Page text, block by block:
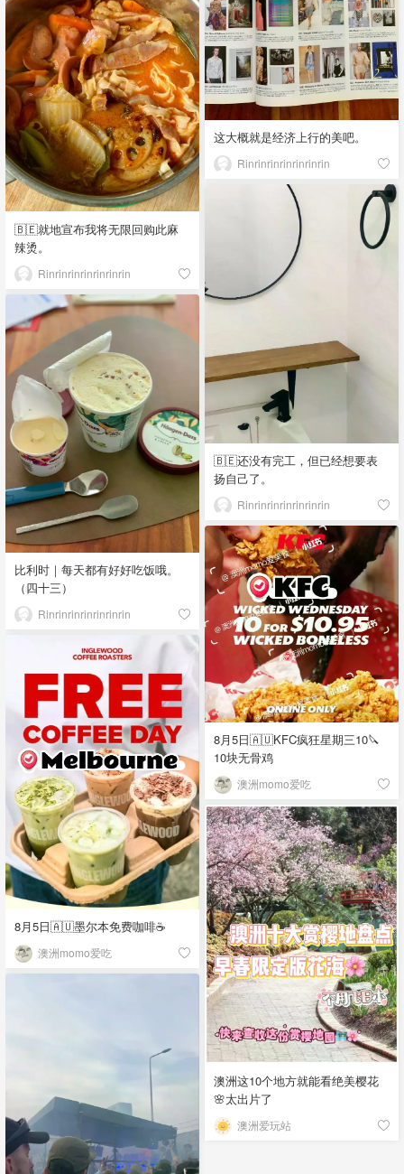
这大概就是经济上行的美吧。
Rinrinrinrinrinrinrin
🇧🇪就地宣布我将无限回购此麻
辣烫。
Rinrinrinrinrinrinrin
🇧🇪还没有完工，但已经想要表
扬自己了。
Rinrinrinrinrinrinrin
比利时｜每天都有好好吃饭哦。
（四十三）
Rinrinrinrinrinrinrin
8月5日🇦🇺KFC疯狂星期三10🔪
10块无骨鸡
澳洲momo爱吃
8月5日🇦🇺墨尔本免费咖啡☕
澳洲momo爱吃
澳洲这10个地方就能看绝美樱花
🌸太出片了
澳洲爱玩站